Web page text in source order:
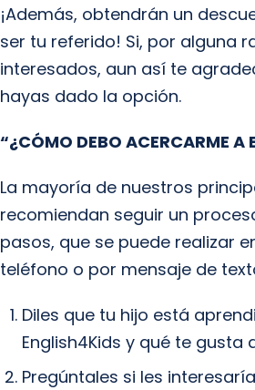
¡Además, obtendrán un
ser tu referido! Si, por alguna
interesados, aun así te
hayas dado la opción.
“¿CÓMO DEBO ACERCARME A
La mayoría de nuestros
recomiendan seguir un
pasos, que se puede realizar
teléfono o por mensaje de
Diles que tu hijo está
English4Kids y qué te gusta
Pregúntales si les